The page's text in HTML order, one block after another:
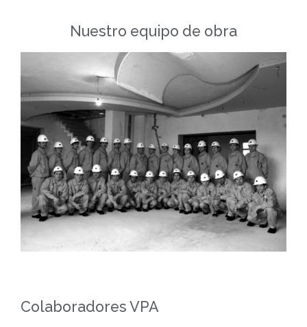
Nuestro equipo de obra
Colaboradores VPA